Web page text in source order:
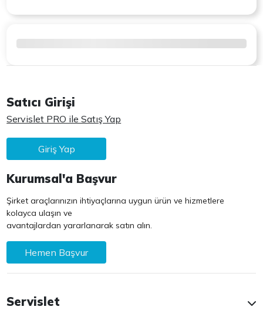
Satıcı Girişi
Servislet PRO ile Satış Yap
Giriş Yap
Kurumsal'a Başvur
Şirket araçlarınızın ihtiyaçlarına uygun ürün ve hizmetlere
kolayca ulaşın ve
avantajlardan yararlanarak satın alın.
Hemen Başvur
Servislet